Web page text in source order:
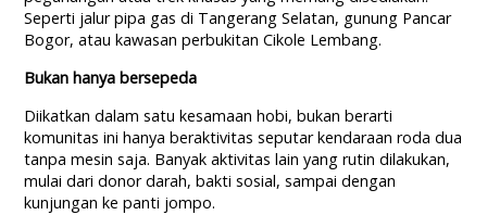
Seperti jalur pipa gas di Tangerang Selatan, gunung Pancar
Bogor, atau kawasan perbukitan Cikole Lembang.
Bukan hanya bersepeda
Diikatkan dalam satu kesamaan hobi, bukan berarti
komunitas ini hanya beraktivitas seputar kendaraan roda dua
tanpa mesin saja. Banyak aktivitas lain yang rutin dilakukan,
mulai dari donor darah, bakti sosial, sampai dengan
kunjungan ke panti jompo.